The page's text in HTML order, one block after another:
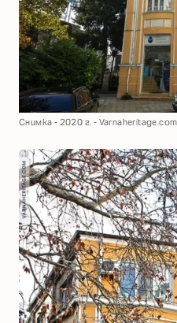
Снимка - 2020 г. - Varnaheritage.com